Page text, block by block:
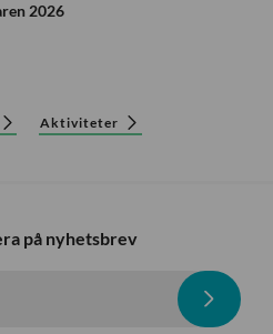
2026
Aktiviteter
på nyhetsbrev